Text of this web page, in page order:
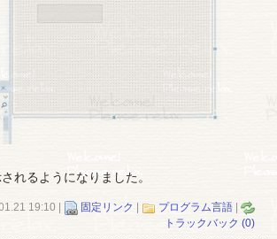
れるようになりました。
19:10 | 固定リンク プログラム言語
|
トラックバック (0)